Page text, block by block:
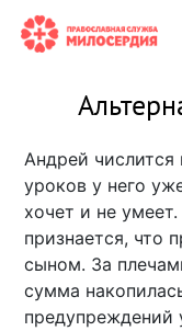
Андрей
уроков у него
хочет и не
признается, что
сыном. За
сумма
предупреждений